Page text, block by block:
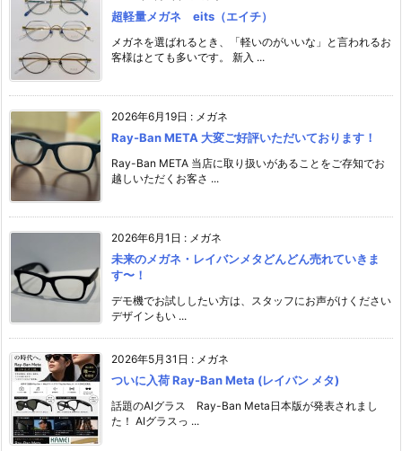
超軽量メガネ eits（エイチ）
メガネを選ばれるとき、「軽いのがいいな」と言われるお
客様はとても多いです。 新入 ...
2026年6月19日 : メガネ
Ray-Ban META 大変ご好評いただいております！
Ray-Ban META 当店に取り扱いがあることをご存知でお
越しいただくお客さ ...
2026年6月1日 : メガネ
未来のメガネ・レイバンメタどんどん売れていきま
す〜！
デモ機でお試ししたい方は、スタッフにお声がけください️
デザインもい ...
2026年5月31日 : メガネ
ついに入荷 Ray-Ban Meta (レイバン メタ)
話題のAIグラス Ray-Ban Meta日本版が発表されまし
た！ AIグラスっ ...